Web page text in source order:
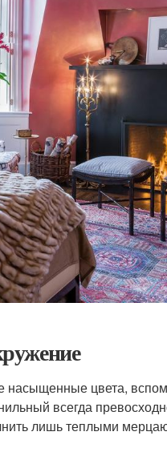
насыщенные цвета,
всегда
лишь теплыми